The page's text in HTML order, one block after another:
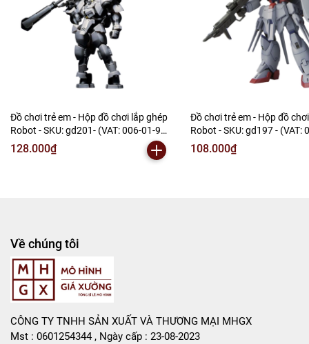
Đồ chơi trẻ em - Hộp đồ chơi lắp ghép
Robot - SKU: gd201- (VAT: 006-01-90)
- N2-E1-S2
128.000₫
Đồ chơi trẻ em - Hộp đồ
Robot - SKU: gd197 - (VAT: 006-01-
60) - N2-E1-S8
108.000₫
Về chúng tôi
CÔNG TY TNHH SẢN XUẤT VÀ THƯƠNG MẠI MHGX
Mst : 0601254344 , Ngày cấp : 23-08-2023